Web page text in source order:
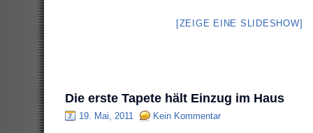
[ZEIGE EINE SLIDESHOW]
Die erste Tapete hält Einzug im Haus
19. Mai, 2011 Kein Kommentar